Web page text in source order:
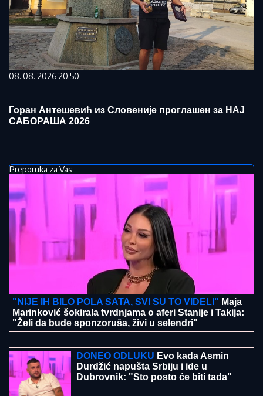
08. 08. 2026 20:50
Горан Антешевић из Словеније проглашен за НАЈ
САБОРАША 2026
Preporuka za Vas
"NIJE IH BILO POLA SATA, SVI SU TO VIDELI" Maja
Marinković šokirala tvrdnjama o aferi Stanije i Takija:
"Želi da bude sponzoruša, živi u selendri"
LEGENDUMađarski političar uživa na
Saboru trubača u Guči: Pozdravio se
sa muzičarima i jeo svadbarski kupus